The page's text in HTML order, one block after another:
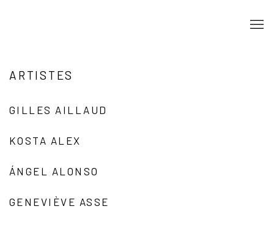
ARTISTES
GILLES AILLAUD
KOSTA ALEX
ÁNGEL ALONSO
GENEVIÈVE ASSE